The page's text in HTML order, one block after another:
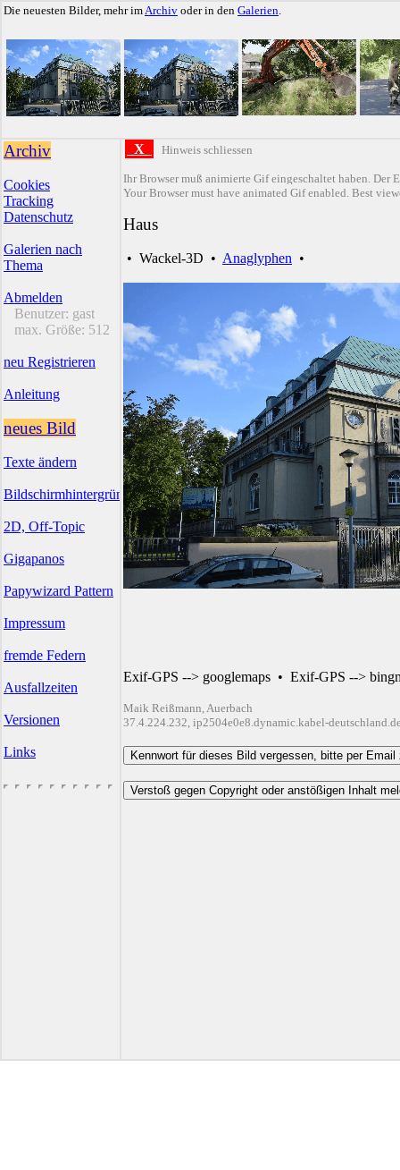
Die neuesten Bilder, mehr imArchiv oder in den Galerien.
Archiv
Cookies
Tracking
Datenschutz
Galerien nach
Thema
Abmelden
Benutzer: gast
max. Größe: 512
neu Registrieren
Anleitung
neues Bild
Texte ändern
Bildschirmhintergründe
2D, Off-Topic
Gigapanos
Papywizard Pattern
Impressum
fremde Federn
Ausfallzeiten
Versionen
Links
X Hinweis schliessen
Ihr Browser muß animierte Gif eingeschaltet haben. Der
Your Browser must have animated Gif enabled. Best
Haus
• Wackel-3D • Anaglyphen •
Exif-GPS --> googlemaps • Exif-GPS -->
Maik Reißmann, Auerbach
37.4.224.232, ip2504e0e8.dynamic.kabel-